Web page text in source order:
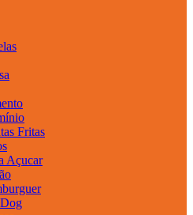
Fritas
Açucar